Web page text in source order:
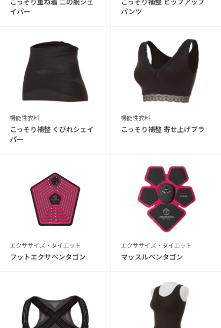
イパー
パンツ
機能性衣料
こっそり補整 くびれシェイ
パー
機能性衣料
こっそり補整 寄せ上げブラ
エクササイズ・ダイエット
フットエクサペンタゴン
エクササイズ・ダイエット
マッスルペンタゴン